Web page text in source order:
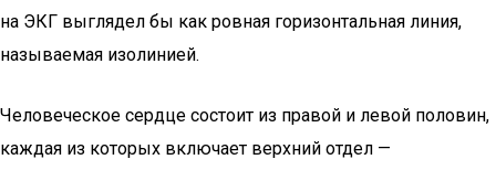
на ЭКГ выглядел бы как ровная горизонтальная линия,
называемая изолинией.
Человеческое сердце состоит из правой и левой половин,
каждая из которых включает верхний отдел —